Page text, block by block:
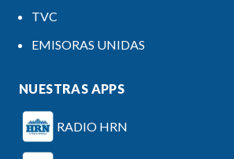
TVC
EMISORAS UNIDAS
NUESTRAS APPS
RADIO HRN